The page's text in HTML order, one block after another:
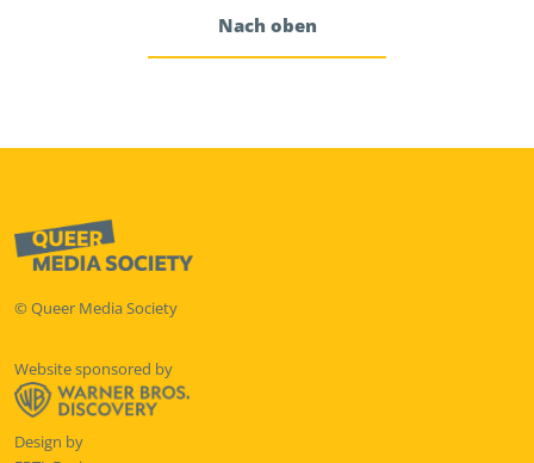
Nach oben
© Queer Media Society
Website sponsored by
Design by